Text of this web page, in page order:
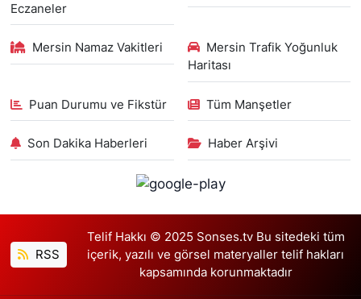
Eczaneler
Mersin Namaz Vakitleri
Mersin Trafik Yoğunluk
Haritası
Puan Durumu ve Fikstür Tüm Manşetler
Son Dakika Haberleri Haber Arşivi
RSS
Telif Hakkı © 2025 Sonses.tv Bu sitedeki tüm
içerik, yazılı ve görsel materyaller telif hakları
kapsamında korunmaktadır